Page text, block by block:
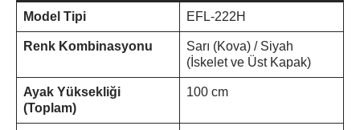
Model Tipi EFL-222H
Renk Kombinasyonu
Sarı (Kova) / Siyah
(İskelet ve Üst Kapak)
Ayak Yüksekliği
(Toplam)
100 cm